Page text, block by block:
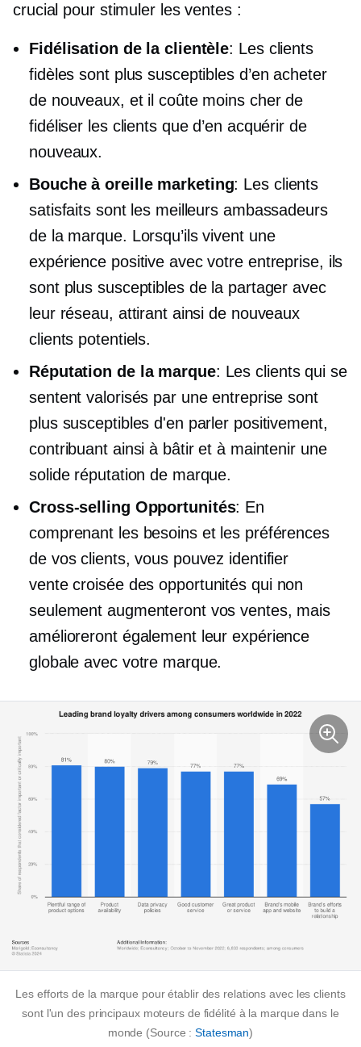
crucial pour stimuler les ventes :
Fidélisation de la clientèle: Les clients
fidèles sont plus susceptibles d’en acheter
de nouveaux, et il coûte moins cher de
fidéliser les clients que d’en acquérir de
nouveaux.
Bouche à oreillemarketing: Les clients
satisfaits sont les meilleurs ambassadeurs
de la marque. Lorsqu’ils vivent une
expérience positive avec votre entreprise, ils
sont plus susceptibles de la partager avec
leur réseau, attirant ainsi de nouveaux
clients potentiels.
Réputation de la marque: Les clients qui se
sentent valorisés par une entreprise sont
plus susceptibles d'en parler positivement,
contribuant ainsi à bâtir et à maintenir une
solide réputation de marque.
Cross-selling Opportunités: En
comprenant les besoins et les préférences
de vos clients, vous pouvez identifier
vente croiséedes opportunités qui non
seulement augmenteront vos ventes, mais
amélioreront également leur expérience
globale avec votre marque.
Les efforts de la marque pour établir des relations avec les clients
sont l'un des principaux moteurs de fidélité à la marque dans le
monde (Source :Statesman)